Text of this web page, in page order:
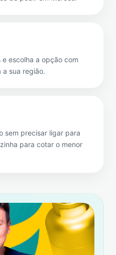
escolha a opção com
sua região.
sem precisar ligar para
para cotar o menor